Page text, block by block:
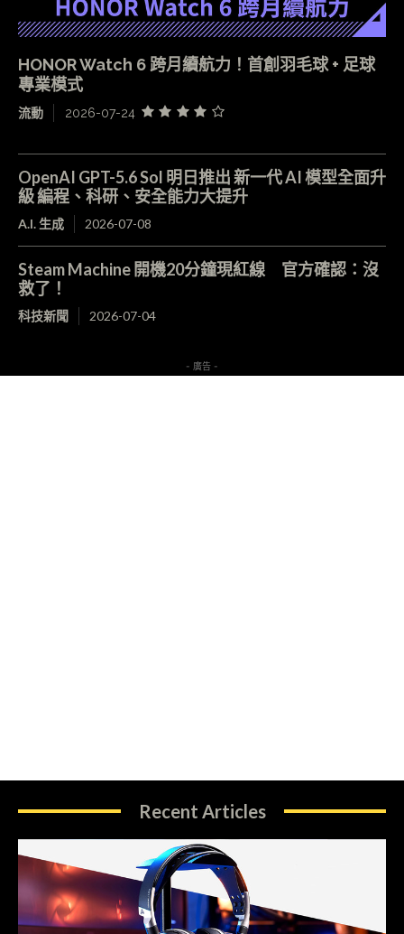
HONOR Watch 6 跨月續航力！首創羽毛球 + 足球
專業模式
流動 2026-07-24
OpenAI GPT-5.6 Sol 明日推出 新一代 AI 模型全面升
級 編程、科研、安全能力大提升
A.I. 生成 2026-07-08
Steam Machine 開機20分鐘現紅線 官方確認：沒
救了！
科技新聞 2026-07-04
- 廣告 -
Recent Articles